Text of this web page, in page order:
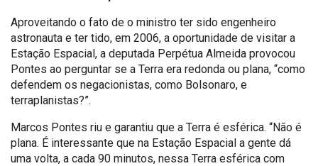
Aproveitando o fato de o ministro ter sido engenheiro
astronauta e ter tido, em 2006, a oportunidade de visitar a
Estação Espacial, a deputada Perpétua Almeida provocou
Pontes ao perguntar se a Terra era redonda ou plana, “como
defendem os negacionistas, como Bolsonaro, e
terraplanistas?”.
Marcos Pontes riu e garantiu que a Terra é esférica. “Não é
plana. É interessante que na Estação Espacial a gente dá
uma volta, a cada 90 minutos, nessa Terra esférica com